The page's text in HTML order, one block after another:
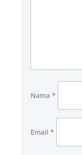
Nama *
Email *